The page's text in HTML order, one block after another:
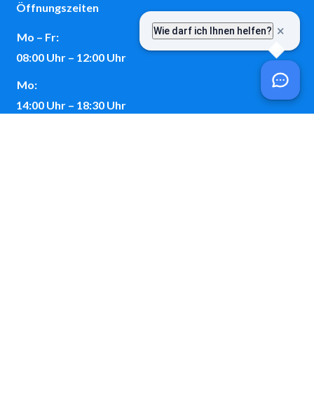
Öffnungszeiten
Mo – Fr:
08:00 Uhr – 12:00 Uhr
Mo:
14:00 Uhr – 18:30 Uhr